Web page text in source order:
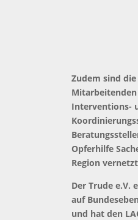
Zudem sind die
Interventions-
Opferhilfe
Region
Der Trude e.V.
auf
und hat den